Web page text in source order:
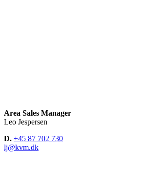
Area Sales Manager
Leo Jespersen
D. +45 87 702 730
lj@kvm.dk